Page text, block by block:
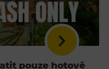
pouze hotově